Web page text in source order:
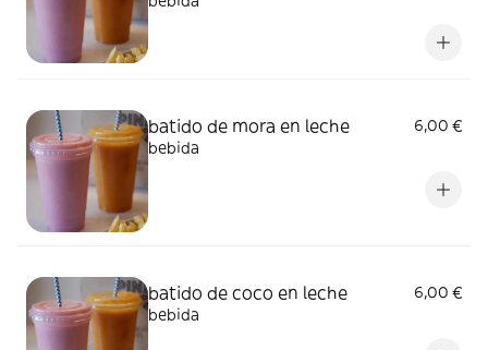
batido de mora en leche
6,00 €
bebida
batido de coco en leche
6,00 €
bebida